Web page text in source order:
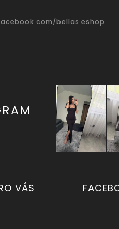
bellas.eshop
VÁS